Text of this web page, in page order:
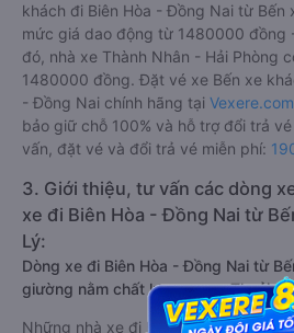
khách đi Biên Hòa - Đồng Nai từ Bến
mức giá dao động từ 1480000 đồng
đó, nhà xe Thành Nhân - Hải Phòng
1480000 đồng. Đặt vé xe Bến xe
- Đồng Nai chính hãng tại Vexere.com
bảo giữ chỗ 100% và hỗ trợ đổi trả
vấn, đặt vé và đổi trả vé miễn phí:
3. Giới thiệu, tư vấn các dòng
xe đi Biên Hòa - Đồng Nai từ
Lý:
Dòng xe đi Biên Hòa - Đồng Nai từ
giường nằm chất lượng cao: Thoải
Những nhà xe đi Biên Hòa - Đồng